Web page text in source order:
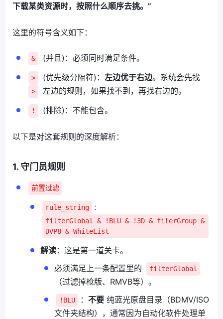
下载某类资源时，按照什么顺序去挑。”
这里的符号含义如下：
& (并且)：必须同时满足条件。
> (优先级分隔符)： 左边优于右边。系统会先找
> 左边的规则，如果找不到，再找右边的。
! (排除)：不能包含。
以下是对这套规则的深度解析：
1. 守门员规则
前置过滤
rule_string :
filterGlobal & !BLU & !3D & filerGroup &
DVP8 & WhiteList
解读：这是第一道关卡。
必须满足上一条配置里的
filterGlobal
（过滤掉枪版、RMVB等）。
!BLU ： 不要 纯蓝光原盘目录（BDMV/ISO
文件夹结构），通常因为自动化软件处理单